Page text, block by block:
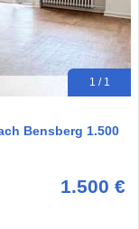
1 / 1
Bensberg 1.500
1.500 €